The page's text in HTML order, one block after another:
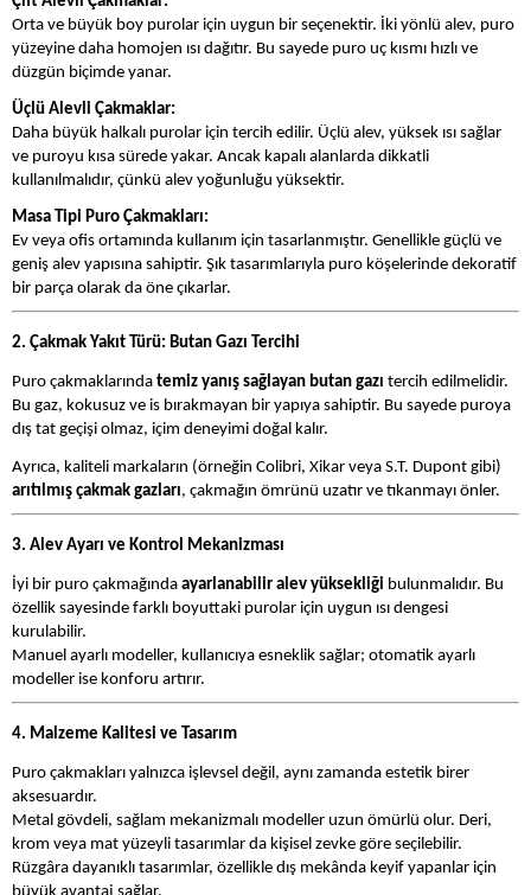
Orta ve büyük boy purolar için uygun bir seçenektir. İki yönlü alev, puro
yüzeyine daha homojen ısı dağıtır. Bu sayede puro uç kısmı hızlı ve
düzgün biçimde yanar.
Üçlü Alevli Çakmaklar:
Daha büyük halkalı purolar için tercih edilir. Üçlü alev, yüksek ısı sağlar
ve puroyu kısa sürede yakar. Ancak kapalı alanlarda dikkatli
kullanılmalıdır, çünkü alev yoğunluğu yüksektir.
Masa Tipi Puro Çakmakları:
Ev veya ofis ortamında kullanım için tasarlanmıştır. Genellikle güçlü ve
geniş alev yapısına sahiptir. Şık tasarımlarıyla puro köşelerinde dekoratif
bir parça olarak da öne çıkarlar.
2. Çakmak Yakıt Türü: Butan Gazı Tercihi
Puro çakmaklarında temiz yanış sağlayan butan gazı tercih edilmelidir.
Bu gaz, kokusuz ve is bırakmayan bir yapıya sahiptir. Bu sayede puroya
dış tat geçişi olmaz, içim deneyimi doğal kalır.
Ayrıca, kaliteli markaların (örneğin Colibri, Xikar veya S.T. Dupont gibi)
arıtılmış çakmak gazları, çakmağın ömrünü uzatır ve tıkanmayı önler.
3. Alev Ayarı ve Kontrol Mekanizması
İyi bir puro çakmağında ayarlanabilir alev yüksekliği bulunmalıdır. Bu
özellik sayesinde farklı boyuttaki purolar için uygun ısı dengesi
kurulabilir.
Manuel ayarlı modeller, kullanıcıya esneklik sağlar; otomatik ayarlı
modeller ise konforu artırır.
4. Malzeme Kalitesi ve Tasarım
Puro çakmakları yalnızca işlevsel değil, aynı zamanda estetik birer
aksesuardır.
Metal gövdeli, sağlam mekanizmalı modeller uzun ömürlü olur. Deri,
krom veya mat yüzeyli tasarımlar da kişisel zevke göre seçilebilir.
Rüzgâra dayanıklı tasarımlar, özellikle dış mekânda keyif yapanlar için